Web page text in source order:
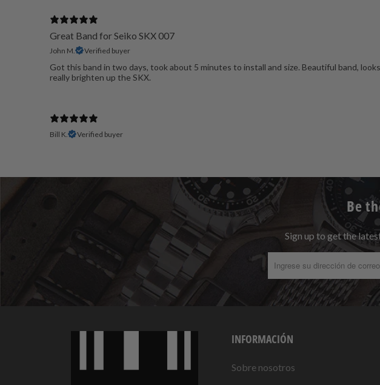
Great Band for Seiko SKX 007
John M. Verified buyer
Got this band in two days, took about 5 minutes to install and size. Beautiful band,
really brighten up the SKX.
Bill K. Verified buyer
Be
Sign up to get the
INFORMACIÓN
Sobre nosotros